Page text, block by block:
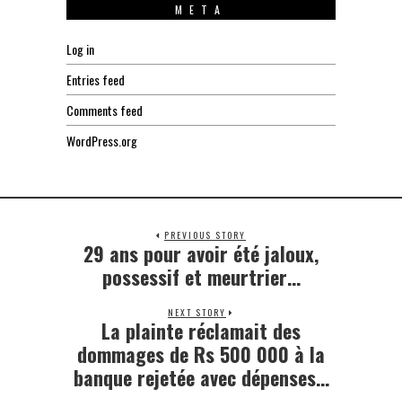
META
Log in
Entries feed
Comments feed
WordPress.org
PREVIOUS STORY
Previous
29 ans pour avoir été jaloux,
possessif et meurtrier…
NEXT STORY
Next
post:
La plainte réclamait des
dommages de Rs 500 000 à la
banque rejetée avec dépenses…